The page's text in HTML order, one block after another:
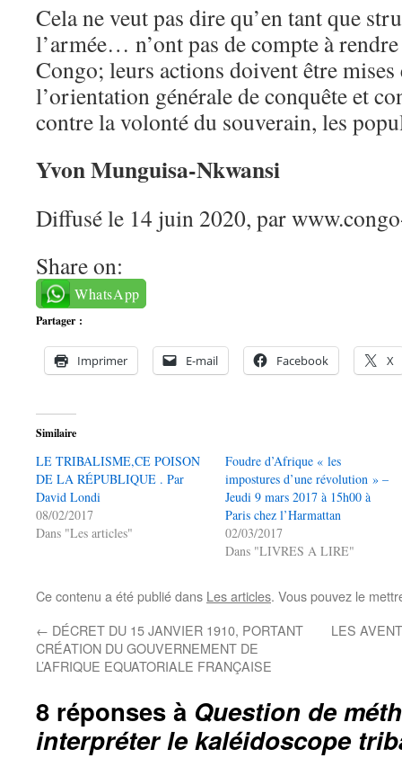
Cela ne veut pas dire qu’en tant que
l’armée… n’ont pas de compte à
Congo; leurs actions doivent être mises
l’orientation générale de conquête et
contre la volonté du souverain, les
Yvon Munguisa-Nkwansi
Diffusé le 14 juin 2020, par
Share on:
WhatsApp
Partager :
Imprimer E-mail Facebook X
Similaire
LE TRIBALISME,CE POISON
DE LA RÉPUBLIQUE . Par
David Londi
08/02/2017
Dans "Les articles"
Foudre d’Afrique « les
impostures d’une révolution » –
Jeudi 9 mars 2017 à 15h00 à
Paris chez l’Harmattan
02/03/2017
Dans "LIVRES A LIRE"
Ce contenu a été publié dans Les articles. Vous pouvez le
← DÉCRET DU 15 JANVIER 1910, PORTANT
CRÉATION DU GOUVERNEMENT DE
L’AFRIQUE EQUATORIALE FRANÇAISE
LES
8 réponses à Question de
interpréter le kaléidoscope